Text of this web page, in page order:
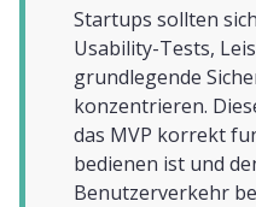
Startups sollten
Usability-Tests,
grundlegende
konzentrieren.
das MVP korrekt
bedienen ist und
Benutzerverkehr